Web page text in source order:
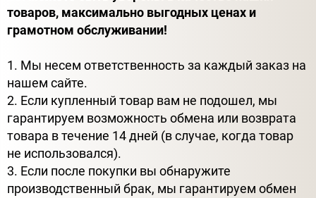
товаров, максимально выгодных ценах и
грамотном обслуживании!
1. Мы несем ответственность за каждый заказ на
нашем сайте.
2. Если купленный товар вам не подошел, мы
гарантируем возможность обмена или возврата
товара в течение 14 дней (в случае, когда товар
не использовался).
3. Если после покупки вы обнаружите
производственный брак, мы гарантируем обмен